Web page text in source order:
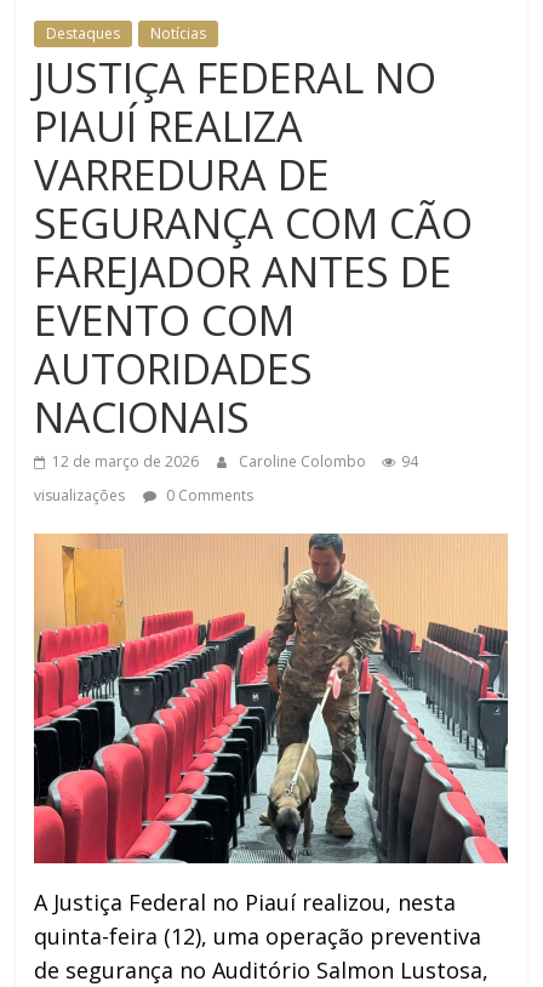
Destaques Notícias
JUSTIÇA FEDERAL NO
PIAUÍ REALIZA
VARREDURA DE
SEGURANÇA COM CÃO
FAREJADOR ANTES DE
EVENTO COM
AUTORIDADES
NACIONAIS
12 de março de 2026 Caroline Colombo
94
visualizações
0 Comments
A Justiça Federal no Piauí realizou, nesta
quinta-feira (12), uma operação preventiva
de segurança no Auditório Salmon Lustosa,